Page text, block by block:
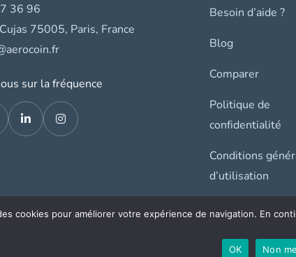
36 96
75005, Paris, France
sur la fréquence
Besoin d’aide ?
Blog
Comparer
Politique de
confidentialité
Conditions
d’utilisation
© 2025
cookies pour améliorer votre expérience de navigation. En
OK
Non